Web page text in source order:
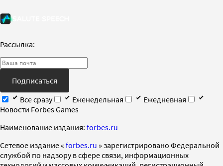
Рассылка:
Подписаться
Все сразу
Еженедельная
Ежедневная
Новости Forbes Games
Наименование издания: forbes.ru
Cетевое издание « forbes.ru » зарегистрировано Федеральной
службой по надзору в сфере связи, информационных